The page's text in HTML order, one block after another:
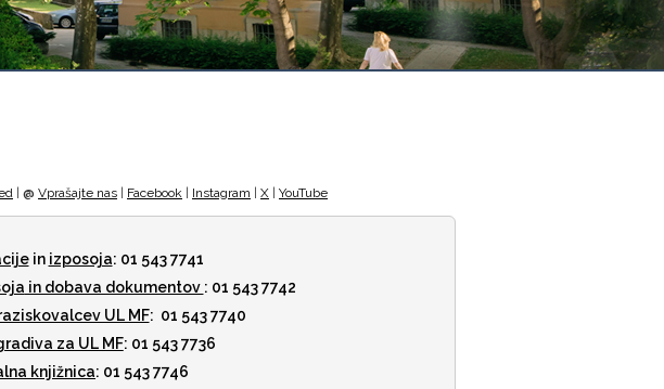
@ Vprašajte nas Facebook Instagram X YouTube
in izposoja: 01 543 7741
in dobava dokumentov : 01 543 7742
UL MF: 01 543 7740
za UL MF: 01 543 7736
knjižnica: 01 543 7746